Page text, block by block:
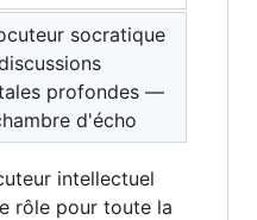
socratique
profondes —
d'écho
intellectuel
rôle pour toute la